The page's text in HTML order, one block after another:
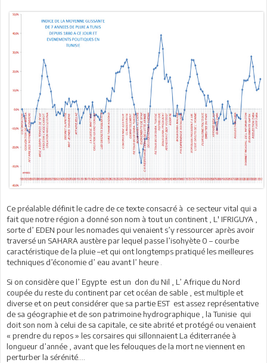
Ce préalable définit le cadre de ce texte consacré à ce secteur vital qui a
fait que notre région a donné son nom à tout un continent , L' IFRIGUYA ,
sorte d’ EDEN pour les nomades qui venaient s’y ressourcer après avoir
traversé un SAHARA austère par lequel passe l’isohyète 0 – courbe
caractéristique de la pluie –et qui ont longtemps pratiqué les meilleures
techniques d’économie d’ eau avant l’ heure .
Si on considère que l’ Egypte est un don du Nil , L’ Afrique du Nord
coupée du reste du continent par cet océan de sable , est multiple et
diverse et on peut considérer que sa partie EST est assez représentative
de sa géographie et de son patrimoine hydrographique , la Tunisie qui
doit son nom à celui de sa capitale, ce site abrité et protégé ou venaient
« prendre du repos » les corsaires qui sillonnaient La éditerranée à
longueur d’année , avant que les felouques de la mort ne viennent en
perturber la sérénité….